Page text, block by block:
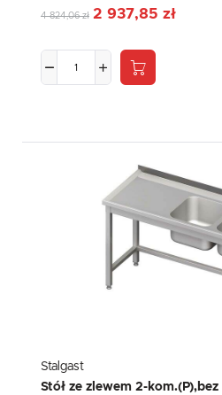
4 824,06 zł 2 937,85 zł
Stalgast
Stół ze zlewem 2-